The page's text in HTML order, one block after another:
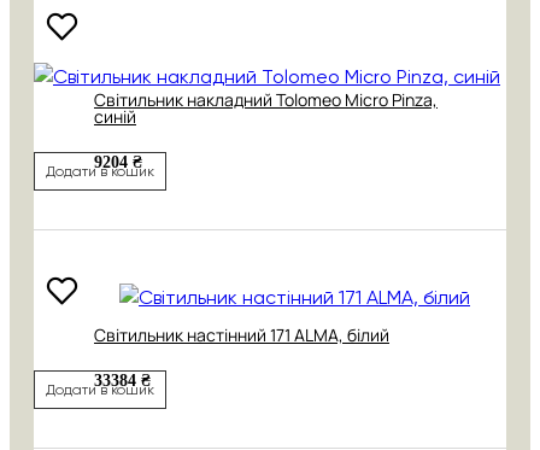
Світильник накладний Tolomeo Micro Pinza,
синій
9204 ₴
Додати в кошик
Світильник настінний 171 АLMA, білий
33384 ₴
Додати в кошик